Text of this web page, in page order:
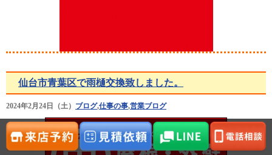
仙台市青葉区で雨樋交換致しました。
2024年2月24日（土） ブログ,仕事の事,営業ブログ